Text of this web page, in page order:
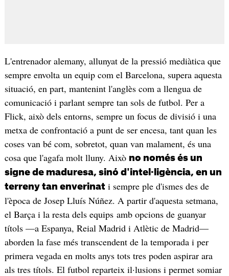
L'entrenador alemany, allunyat de la pressió mediàtica que
sempre envolta un equip com el Barcelona, supera aquesta
situació, en part, mantenint l'anglès com a llengua de
comunicació i parlant sempre tan sols de futbol. Per a
Flick, això dels entorns, sempre un focus de divisió i una
metxa de confrontació a punt de ser encesa, tant quan les
coses van bé com, sobretot, quan van malament, és una
cosa que l'agafa molt lluny. Això no només és un
signe de maduresa, sinó d'intel·ligència, en un
terreny tan enverinati sempre ple d'ismes des de
l'època de Josep Lluís Núñez. A partir d'aquesta setmana,
el Barça i la resta dels equips amb opcions de guanyar
títols —a Espanya, Reial Madrid i Atlètic de Madrid—
aborden la fase més transcendent de la temporada i per
primera vegada en molts anys tots tres poden aspirar ara
als tres títols. El futbol reparteix il·lusions i permet somiar